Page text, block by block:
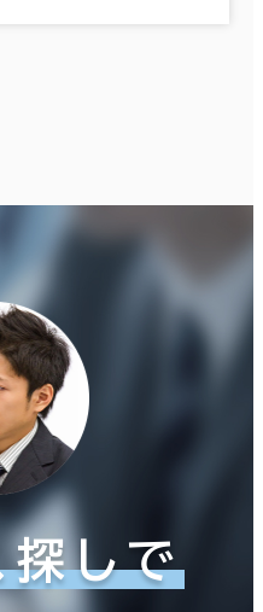
探しで